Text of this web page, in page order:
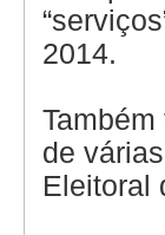
2014.
de
Eleitoral